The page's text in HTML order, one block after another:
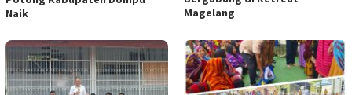
Naik
Magelang